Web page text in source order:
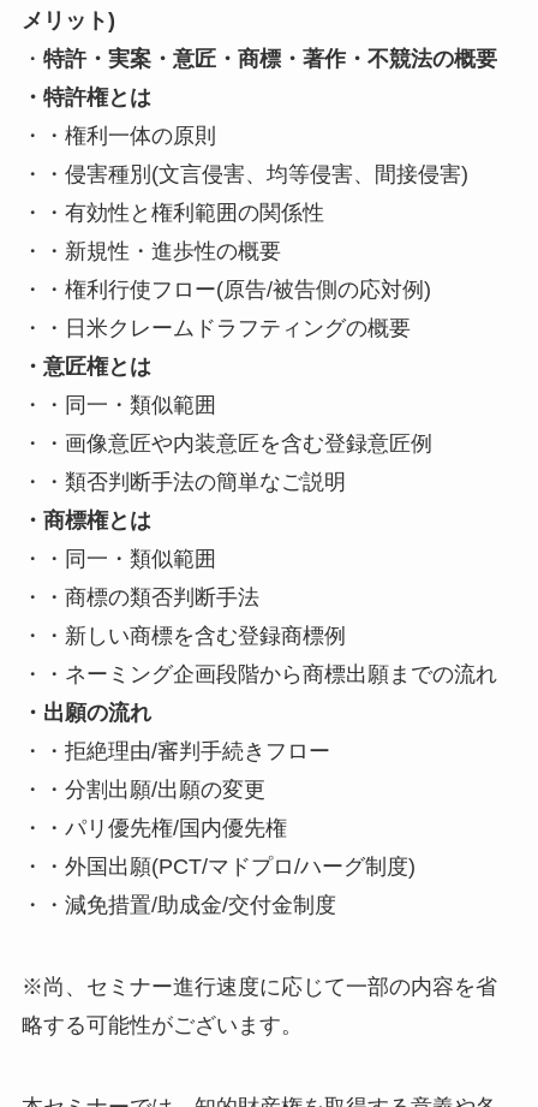
メリット)
・ 特許・実案・意匠・商標・著作・不競法の概要
・特許権とは
・・権利一体の原則
・・侵害種別(文言侵害、均等侵害、間接侵害)
・・有効性と権利範囲の関係性
・・新規性・進歩性の概要
・・権利行使フロー(原告/被告側の応対例)
・・日米クレームドラフティングの概要
・意匠権とは
・・同一・類似範囲
・・画像意匠や内装意匠を含む登録意匠例
・・類否判断手法の簡単なご説明
・商標権とは
・・同一・類似範囲
・・商標の類否判断手法
・・新しい商標を含む登録商標例
・・ネーミング企画段階から商標出願までの流れ
・出願の流れ
・・拒絶理由/審判手続きフロー
・・分割出願/出願の変更
・・パリ優先権/国内優先権
・・外国出願(PCT/マドプロ/ハーグ制度)
・・減免措置/助成金/交付金制度
※尚、セミナー進行速度に応じて一部の内容を省
略する可能性がございます。